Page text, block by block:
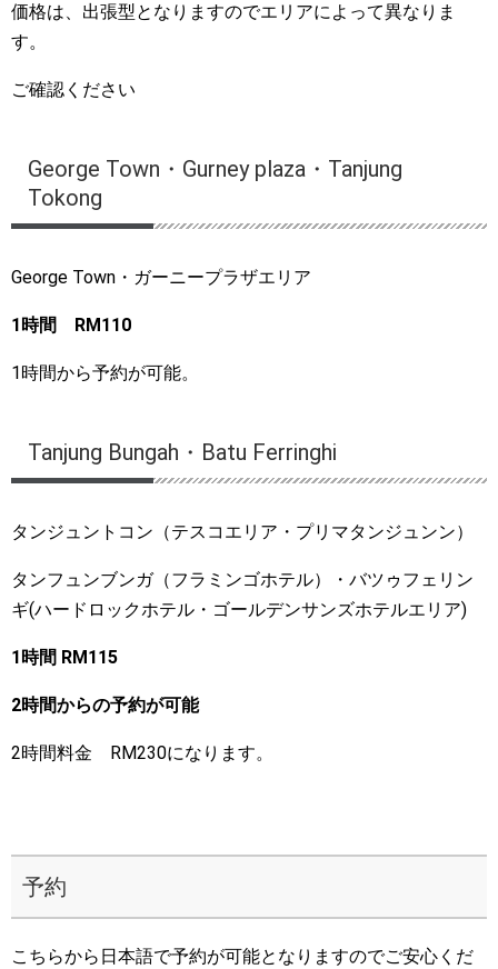
価格は、出張型となりますのでエリアによって異なりま
す。
ご確認ください
George Town・Gurney plaza・Tanjung
Tokong
George Town・ガーニープラザエリア
1時間 RM110
1時間から予約が可能。
Tanjung Bungah・Batu Ferringhi
タンジュントコン（テスコエリア・プリマタンジュンン）
タンフュンブンガ（フラミンゴホテル）・バツゥフェリン
ギ(ハードロックホテル・ゴールデンサンズホテルエリア)
1時間 RM115
2時間からの予約が可能
2時間料金 RM230になります。
予約
こちらから日本語で予約が可能となりますのでご安心くだ